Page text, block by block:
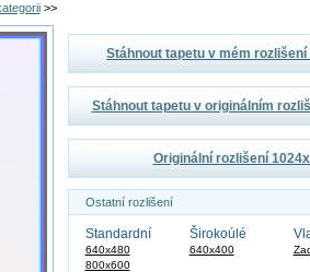
>>
Stáhnout tapetu v mém rozlišení
Stáhnout tapetu v originálním
Originální rozlišení
Ostatní rozlišení
Standardní
640x480
800x600
Širokoúlé
640x400